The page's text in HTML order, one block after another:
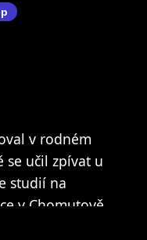
v rodném
se učil zpívat u
studií na
v Chomutově
v letech 1977-